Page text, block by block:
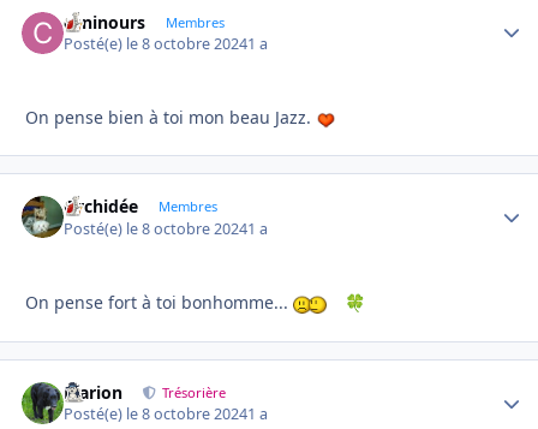
caninours Membres
Posté(e) le 8 octobre 20241 a
On pense bien à toi mon beau Jazz.
Orchidée Membres
Posté(e) le 8 octobre 20241 a
On pense fort à toi bonhomme... 🍀
Marion Trésorière
Posté(e) le 8 octobre 20241 a